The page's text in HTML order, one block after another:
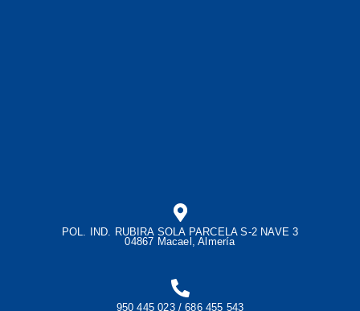
POL. IND. RUBIRA SOLA PARCELA S-2 NAVE 3
04867 Macael, Almería
950 445 023 / 686 455 543